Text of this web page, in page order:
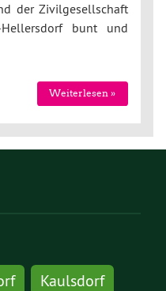
der Zivilgesellschaft
bunt und
Weiterlesen »
Kaulsdorf